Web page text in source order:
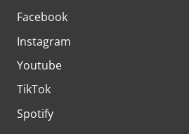
Facebook
Instagram
Youtube
TikTok
Spotify